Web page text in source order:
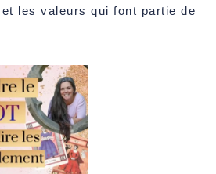
les valeurs qui font partie de